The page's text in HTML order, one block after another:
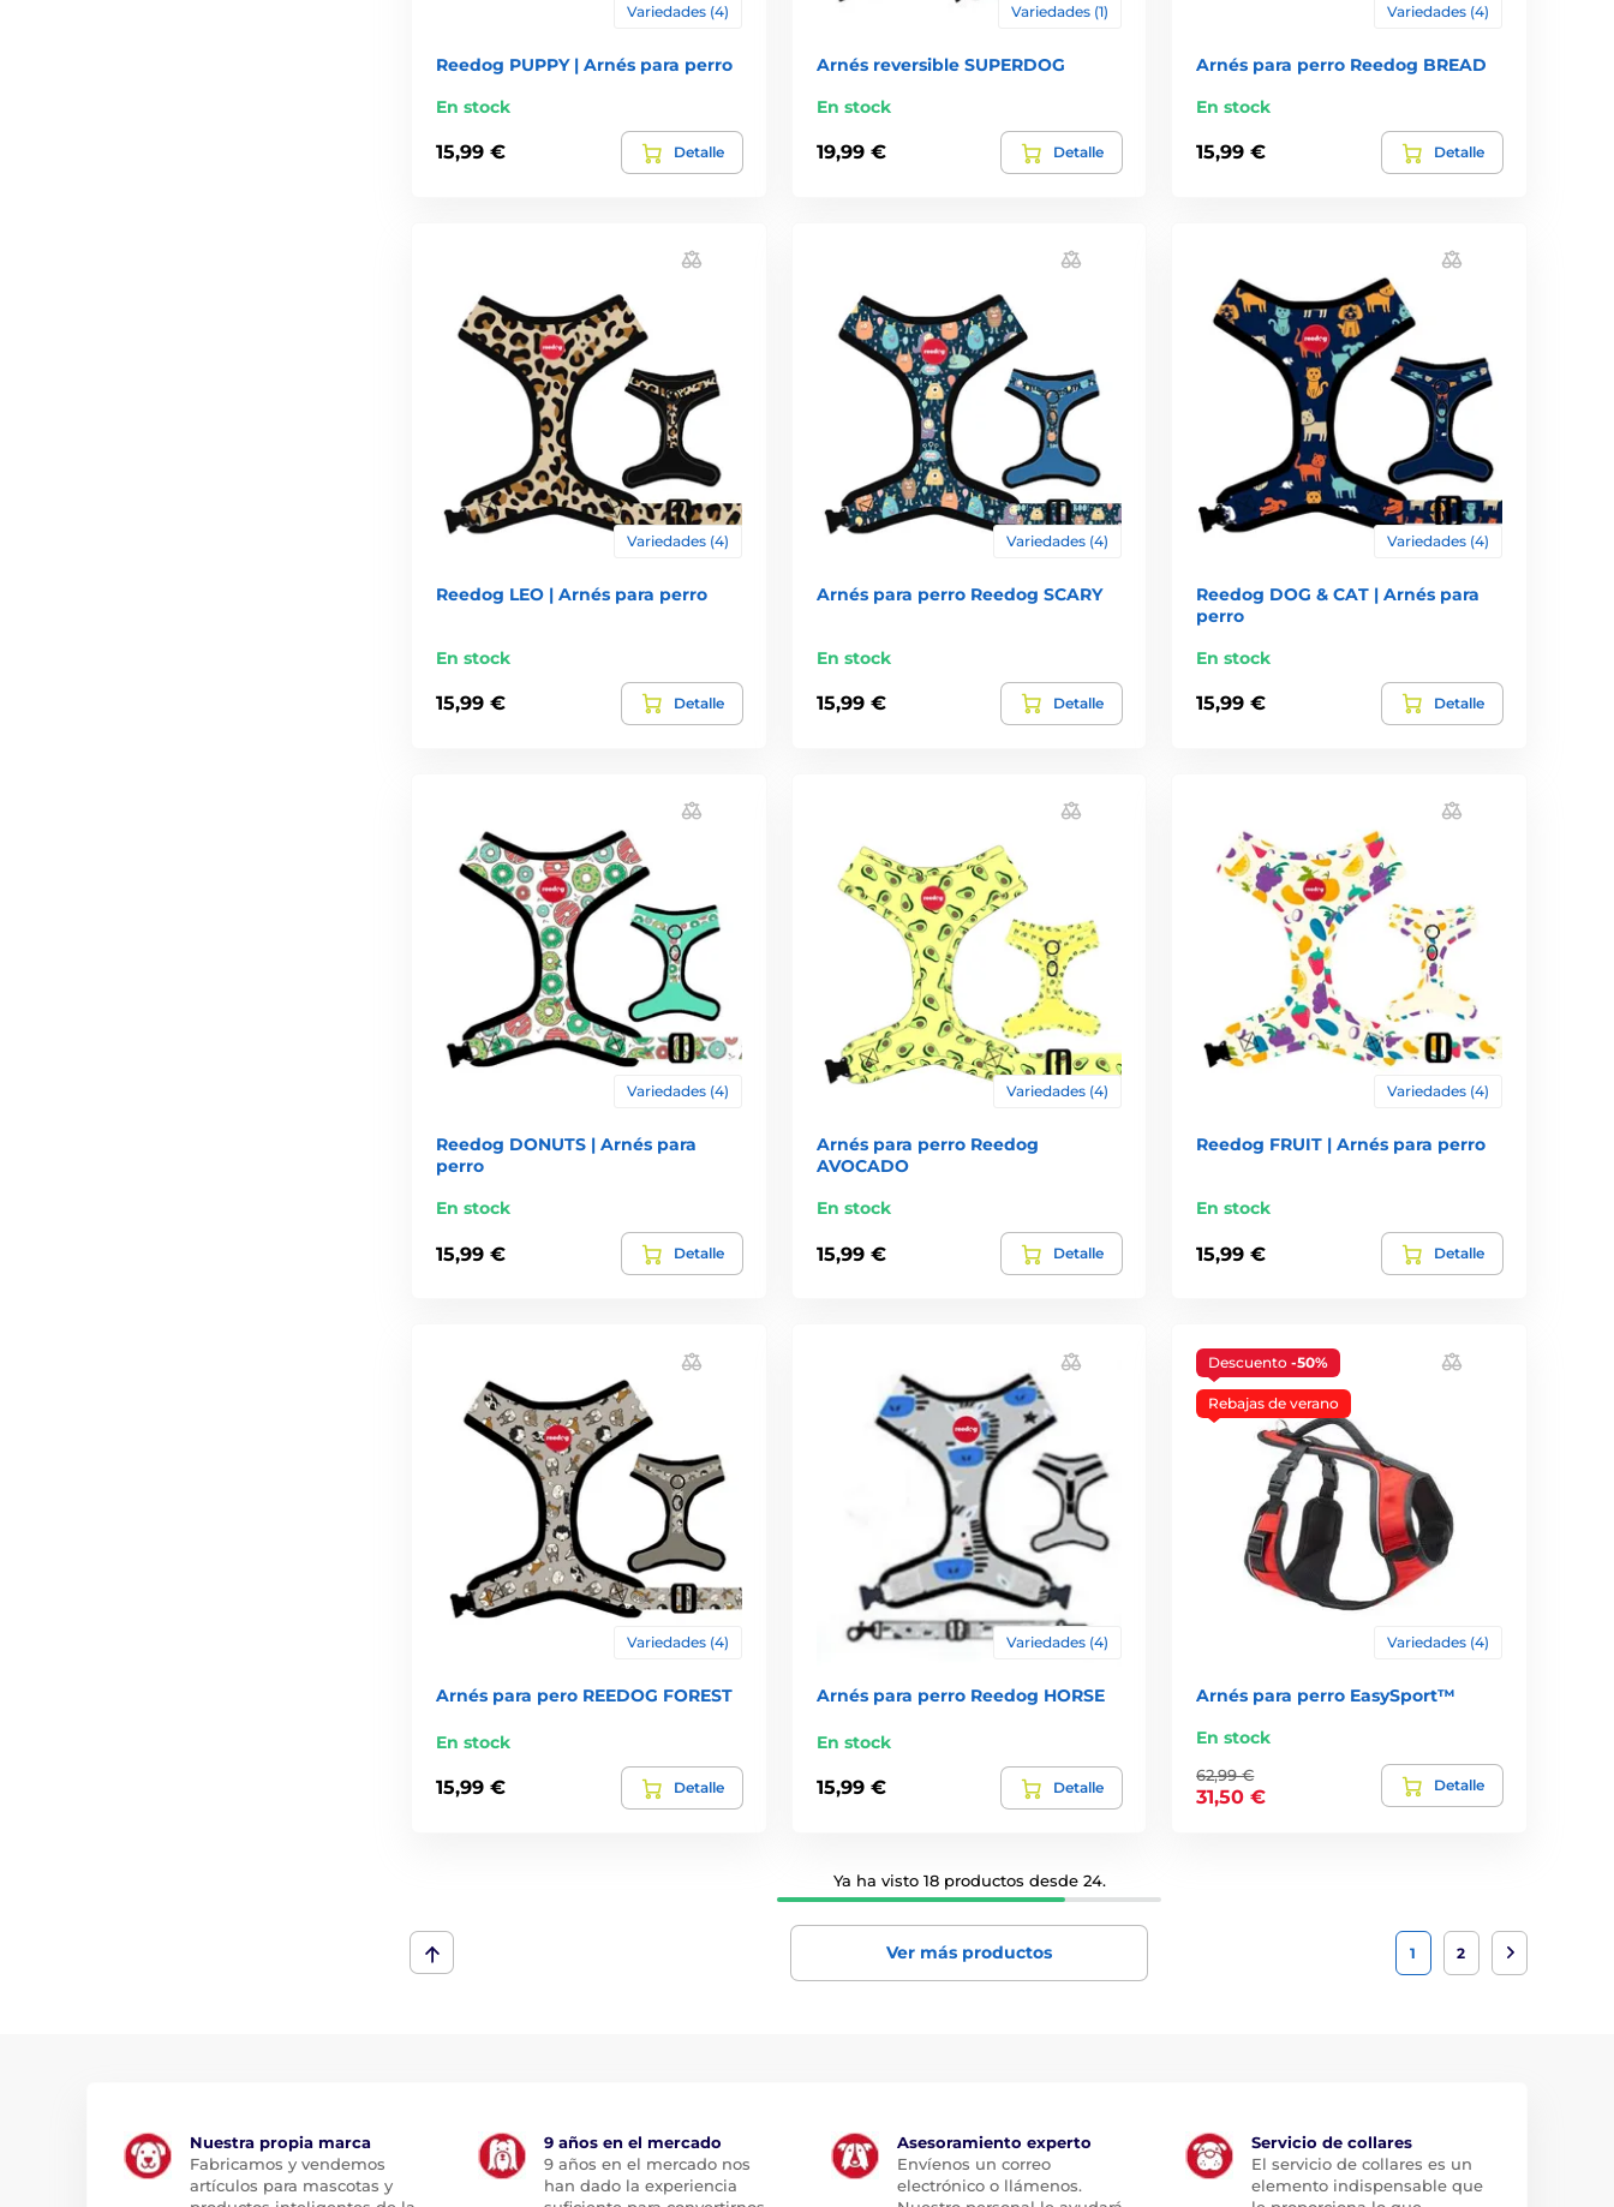
Variedades (4)
Reedog PUPPY | Arnés para perro
En stock
15,99 € Detalle
Variedades (1)
Arnés reversible SUPERDOG
En stock
19,99 € Detalle
Variedades (4)
Arnés para perro Reedog BREAD
En stock
15,99 € Detalle
Variedades (4)
Reedog LEO | Arnés para perro
En stock
15,99 € Detalle
Variedades (4)
Arnés para perro Reedog SCARY
En stock
15,99 € Detalle
Variedades (4)
Reedog DOG & CAT | Arnés para
perro
En stock
15,99 € Detalle
Variedades (4)
Reedog DONUTS | Arnés para
perro
En stock
15,99 € Detalle
Variedades (4)
Arnés para perro Reedog
AVOCADO
En stock
15,99 € Detalle
Variedades (4)
Reedog FRUIT | Arnés para perro
En stock
15,99 € Detalle
Variedades (4)
Arnés para pero REEDOG FOREST
En stock
15,99 € Detalle
Variedades (4)
Arnés para perro Reedog HORSE
En stock
15,99 € Detalle
Descuento-50%
Rebajas de verano
Variedades (4)
Arnés para perro EasySport™
En stock
62,99 €
31,50 €
Detalle
Ya ha visto 18 productos desde 24.
Ver más productos 1 2
Nuestra propia marca
Fabricamos y vendemos
artículos para mascotas y
9 años en el mercado
9 años en el mercado nos
han dado la experiencia
Asesoramiento experto
Envíenos un correo
electrónico o llámenos.
Servicio de collares
El servicio de collares es un
elemento indispensable que